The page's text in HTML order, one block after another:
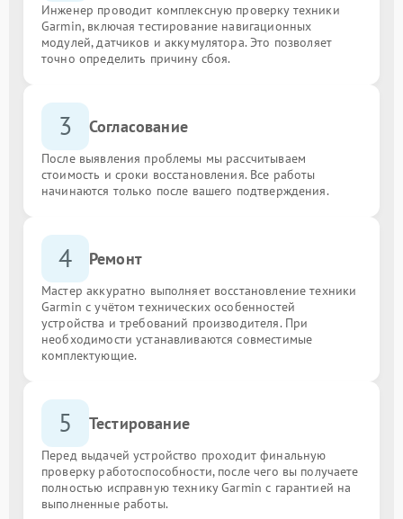
Инженер проводит комплексную проверку техники
Garmin, включая тестирование навигационных
модулей, датчиков и аккумулятора. Это позволяет
точно определить причину сбоя.
3 Согласование
После выявления проблемы мы рассчитываем
стоимость и сроки восстановления. Все работы
начинаются только после вашего подтверждения.
4 Ремонт
Мастер аккуратно выполняет восстановление техники
Garmin с учётом технических особенностей
устройства и требований производителя. При
необходимости устанавливаются совместимые
комплектующие.
5 Тестирование
Перед выдачей устройство проходит финальную
проверку работоспособности, после чего вы получаете
полностью исправную технику Garmin с гарантией на
выполненные работы.